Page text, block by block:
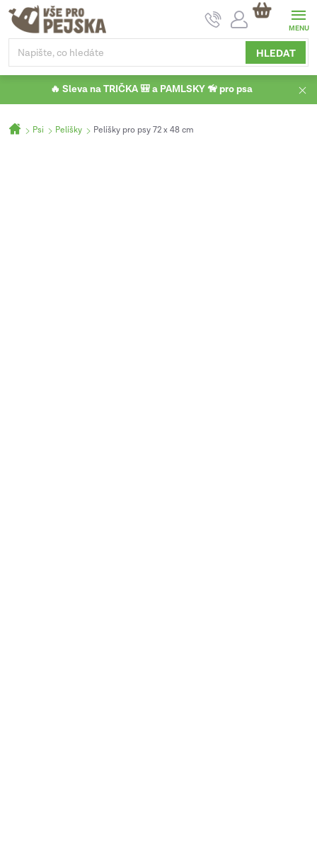
Přejít
obsah
HLEDAT
NÁKUPNÍ
KOŠÍK
🔥 Sleva na TRIČKA 🎒 a PAMLSKY 🦮 pro psa
Domů
Psi Pelíšky Pelíšky pro psy 72 x 48 cm